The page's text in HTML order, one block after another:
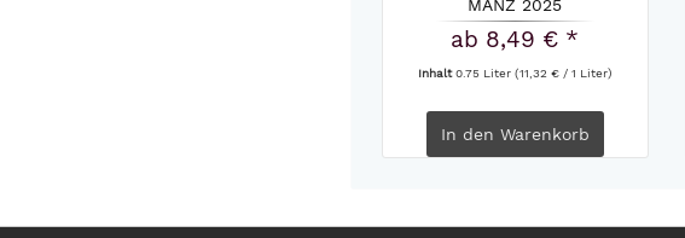
MANZ 2025
ab 8,49 € *
Inhalt0.75 Liter (11,32 € / 1 Liter)
In den Warenkorb